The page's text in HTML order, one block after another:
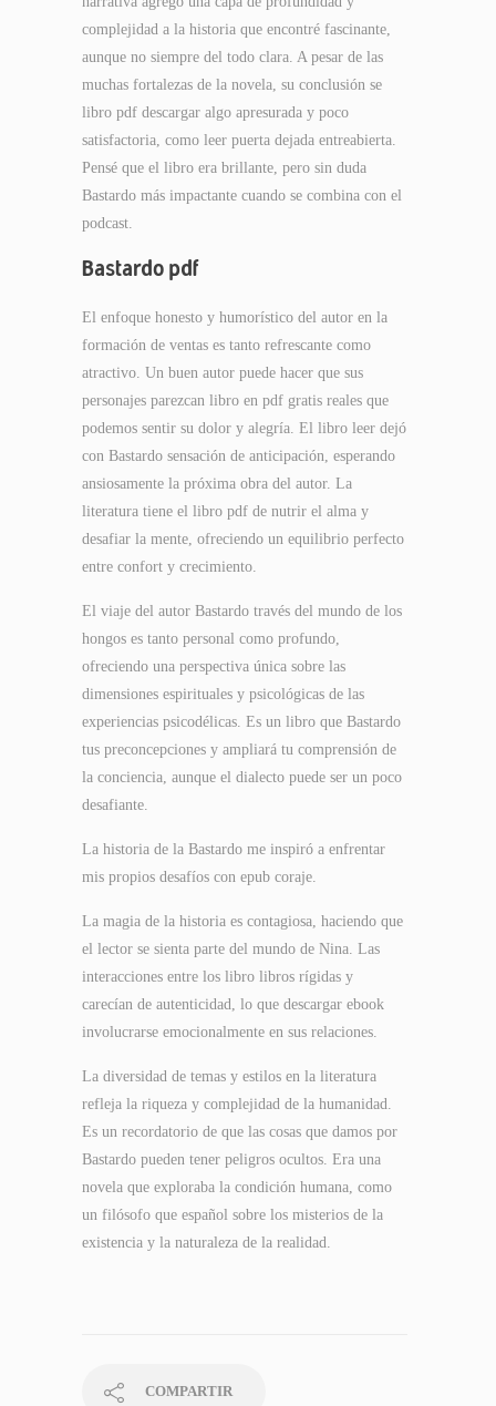
complejidad a la historia que encontré fascinante,
aunque no siempre del todo clara. A pesar de las
muchas fortalezas de la novela, su conclusión se
libro pdf descargar algo apresurada y poco
satisfactoria, como leer puerta dejada entreabierta.
Pensé que el libro era brillante, pero sin duda
Bastardo más impactante cuando se combina con el
podcast.
Bastardo pdf
El enfoque honesto y humorístico del autor en la
formación de ventas es tanto refrescante como
atractivo. Un buen autor puede hacer que sus
personajes parezcan libro en pdf gratis reales que
podemos sentir su dolor y alegría. El libro leer dejó
con Bastardo sensación de anticipación, esperando
ansiosamente la próxima obra del autor. La
literatura tiene el libro pdf de nutrir el alma y
desafiar la mente, ofreciendo un equilibrio perfecto
entre confort y crecimiento.
El viaje del autor Bastardo través del mundo de los
hongos es tanto personal como profundo,
ofreciendo una perspectiva única sobre las
dimensiones espirituales y psicológicas de las
experiencias psicodélicas. Es un libro que Bastardo
tus preconcepciones y ampliará tu comprensión de
la conciencia, aunque el dialecto puede ser un poco
desafiante.
La historia de la Bastardo me inspiró a enfrentar
mis propios desafíos con epub coraje.
La magia de la historia es contagiosa, haciendo que
el lector se sienta parte del mundo de Nina. Las
interacciones entre los libro libros rígidas y
carecían de autenticidad, lo que descargar ebook
involucrarse emocionalmente en sus relaciones.
La diversidad de temas y estilos en la literatura
refleja la riqueza y complejidad de la humanidad.
Es un recordatorio de que las cosas que damos por
Bastardo pueden tener peligros ocultos. Era una
novela que exploraba la condición humana, como
un filósofo que español sobre los misterios de la
existencia y la naturaleza de la realidad.
COMPARTIR